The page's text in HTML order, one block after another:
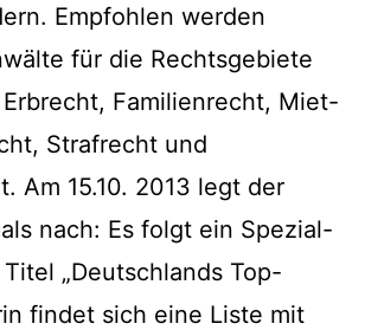
Empfohlen werden
für die Rechtsgebiete
Familienrecht, Miet-
Strafrecht und
Am 15.10. 2013 legt der
nach: Es folgt ein Spezial-
„Deutschlands Top-
findet sich eine Liste mit